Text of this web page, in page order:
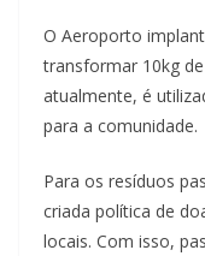
O Aeroporto
transformar 10kg
atualmente, é
para a comunidade.
Para os resíduos
criada política de
locais. Com isso,